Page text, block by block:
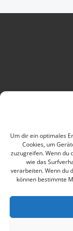
Um dir ein optimales
Cookies, um
zuzugreifen. Wenn du
wie das
verarbeiten. Wenn du
können bestimmte
E-mail: